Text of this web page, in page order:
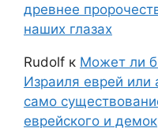
древнее
наших глазах
Rudolf к Может ли
Израиля еврей
само
еврейского и